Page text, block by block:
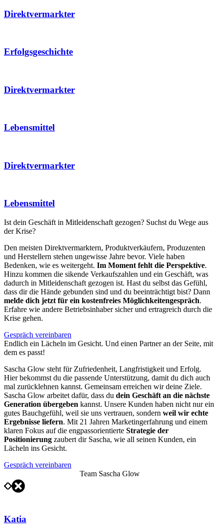
Direktvermarkter
Erfolgsgeschichte
Direktvermarkter
Lebensmittel
Direktvermarkter
Lebensmittel
Ist dein Geschäft in Mitleidenschaft gezogen? Suchst du Wege aus
der Krise?
Den meisten Direktvermarktern, Produktverkäufern, Produzenten
und Herstellern stehen ungewisse Jahre bevor. Viele haben
Bedenken, wie es weitergeht. Im Moment fehlt die Perspektive.
Hinzu kommen die sikende Verkaufszahlen und ein Geschäft, was
dadurch in Mitleidenschaft gezogen ist. Hast du selbst das Gefühl,
dass dir die Hände gebunden sind und du beeinträchtigt bist? Dann
melde dich jetzt für ein kostenfreies Möglichkeitengespräch.
Erfahre wie andere Betriebsinhaber sicher und ertragreich durch die
Krise gehen.
Gespräch vereinbaren
Endlich ein Lächeln im Gesicht. Und einen Partner an der Seite, mit
dem es passt!
Sascha Glow steht für Zufriedenheit, Langfristigkeit und Erfolg.
Hier bekommst du die passende Unterstützung, damit du dich auch
mal zurücklehnen kannst. Gemeinsam erreichen wir deine Ziele.
Sascha Glow arbeitet dafür, dass du dein Geschäft an die nächste
Generation übergeben kannst. Unsere Kunden haben nicht nur ein
gutes Bauchgefühl, weil sie uns vertrauen, sondern weil wir echte
Ergebnisse liefern. Mit 21 Jahren Marketingerfahrung und einem
klaren Fokus auf die engpassorientierte Strategie der
Positionierung zaubert dir Sascha, wie all seinen Kunden, ein
Lächeln ins Gesicht.
Gespräch vereinbaren
Team Sascha Glow
Katia